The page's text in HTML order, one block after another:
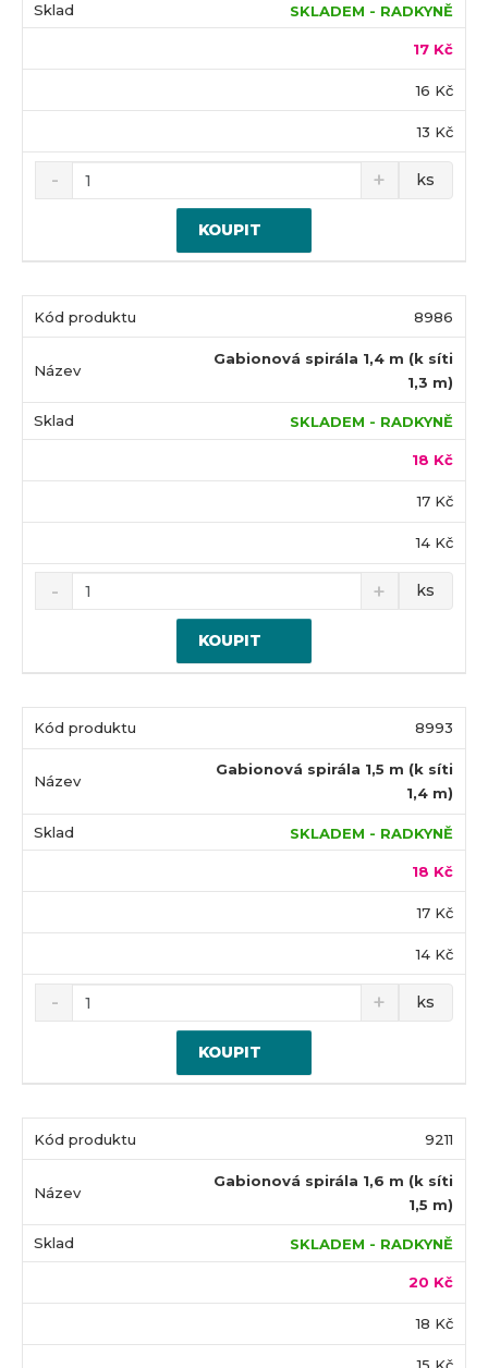
SKLADEM - RADKYNĚ
17 Kč
16 Kč
13 Kč
ks
KOUPIT
8986
Gabionová spirála 1,4 m (k síti
1,3 m)
SKLADEM - RADKYNĚ
18 Kč
17 Kč
14 Kč
ks
KOUPIT
8993
Gabionová spirála 1,5 m (k síti
1,4 m)
SKLADEM - RADKYNĚ
18 Kč
17 Kč
14 Kč
ks
KOUPIT
9211
Gabionová spirála 1,6 m (k síti
1,5 m)
SKLADEM - RADKYNĚ
20 Kč
18 Kč